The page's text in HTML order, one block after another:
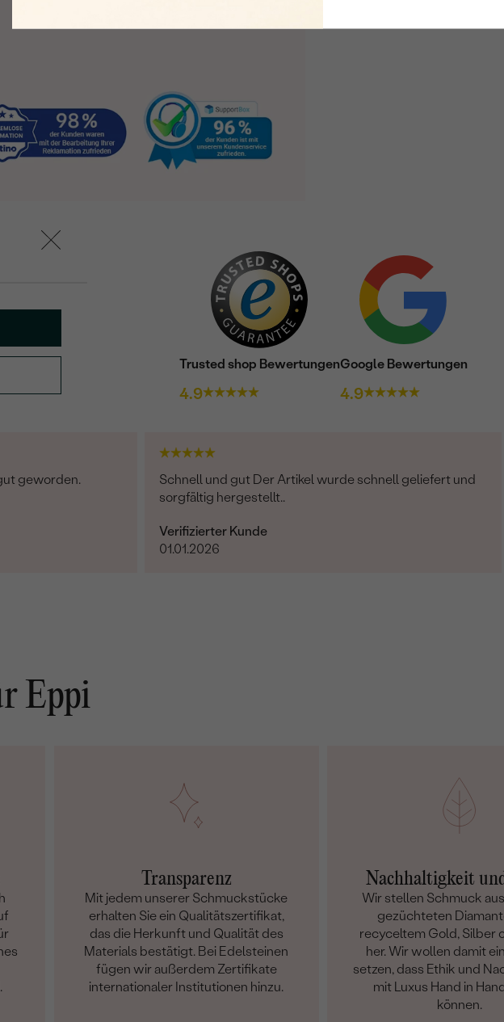
Trusted shop Bewertungen
4.9
Google Bewertungen
4.9
geworden.
Schnell und gut Der Artikel wurde schnell geliefert und
sorgfältig hergestellt..
Verifizierter Kunde
01.01.2026
Eppi
Transparenz
Mit jedem unserer Schmuckstücke
erhalten Sie ein Qualitätszertifikat,
das die Herkunft und Qualität des
Materials bestätigt. Bei Edelsteinen
fügen wir außerdem Zertifikate
internationaler Institutionen hinzu.
Nachhaltigkeit
Wir stellen Schmuck
gezüchteten
recyceltem Gold, Silber
her. Wir wollen damit
setzen, dass Ethik und
mit Luxus Hand in
können.